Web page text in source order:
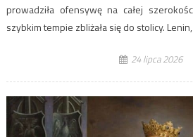
prowadziła ofensywę na całej
szybkim tempie zbliżała się do stolicy.
24 lipca 2026